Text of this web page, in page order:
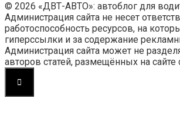
© 2026 «ДВТ-АВТО»: автоблог для
Администрация сайта не несет
работоспособность ресурсов, на
гиперссылки и за содержание
Администрация сайта может не
авторов статей, размещённых на сайте